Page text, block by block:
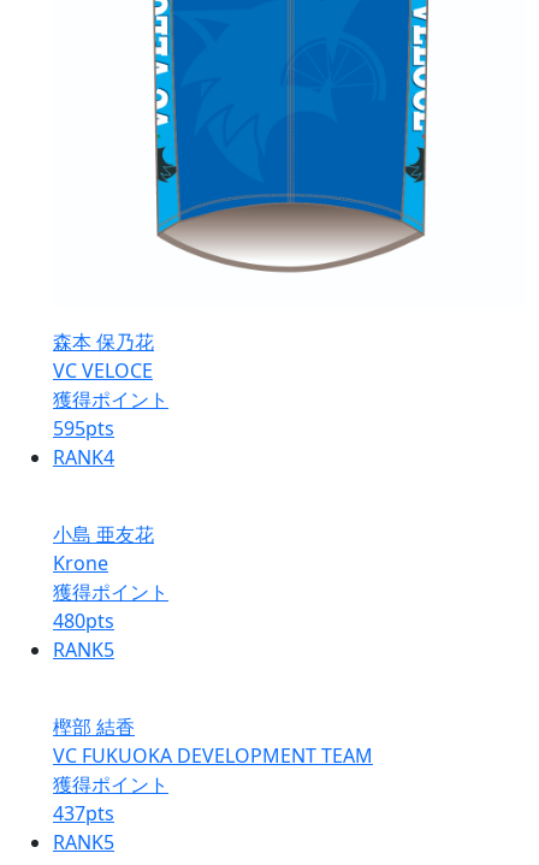
森本 保乃花
VC VELOCE
獲得ポイント
595pts
RANK4
小島 亜友花
Krone
獲得ポイント
480pts
RANK5
樫部 結香
VC FUKUOKA DEVELOPMENT TEAM
獲得ポイント
437pts
RANK5